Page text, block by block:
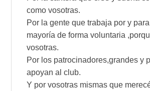
como vosotras.
Por la gente que trabaja por y
mayoría de forma voluntaria
vosotras.
Por los patrocinadores,grandes y
apoyan al club.
Y por vosotras mismas que